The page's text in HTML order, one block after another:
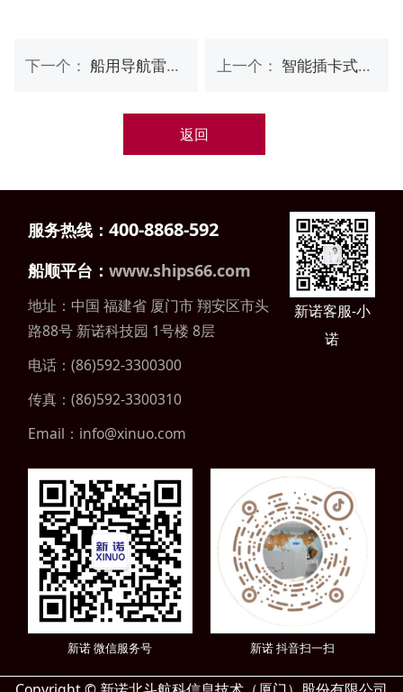
上一个： 智能插卡式渔船B类自动识别系统 SA-3000
下一个：船用导航雷达 RCS91系列
返回
服务热线： 400-8868-592
船顺平台： www.ships66.com
地址：中国 福建省 厦门市 翔安区市头
路88号 新诺科技园 1号楼 8层
电话：(86)592-3300300
传真：(86)592-3300310
Email：info@xinuo.com
新诺客服-小
诺
新诺 微信服务号 新诺 抖音扫一扫